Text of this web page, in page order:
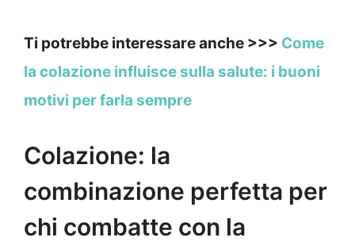
Ti potrebbe interessare anche >>> Come
la colazione influisce sulla salute: i buoni
motivi per farla sempre
Colazione: la
combinazione perfetta per
chi combatte con la